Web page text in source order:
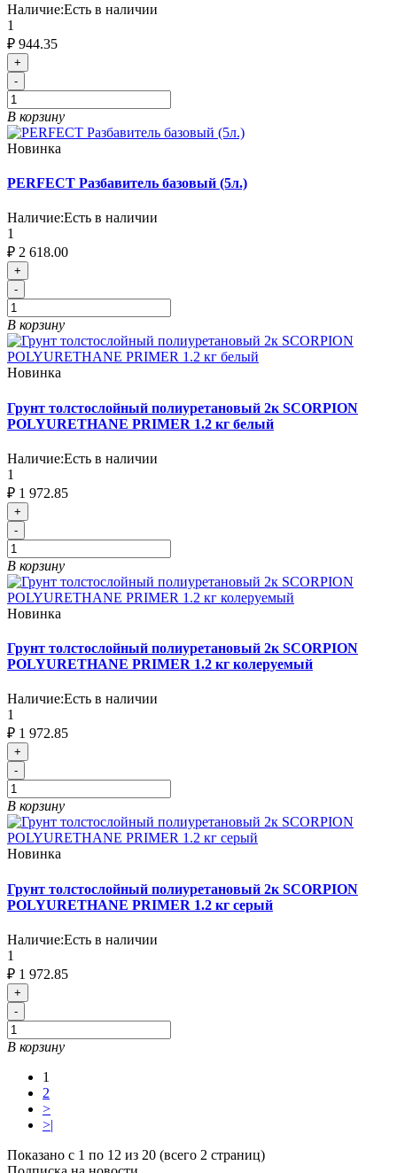
Наличие:Есть в наличии
1
₽ 944.35
+
-
В корзину
Новинка
PERFECT Разбавитель базовый (5л.)
Наличие:Есть в наличии
1
₽ 2 618.00
+
-
В корзину
Новинка
Грунт толстослойный полиуретановый 2к SCORPION
POLYURETHANE PRIMER 1.2 кг белый
Наличие:Есть в наличии
1
₽ 1 972.85
+
-
В корзину
Новинка
Грунт толстослойный полиуретановый 2к SCORPION
POLYURETHANE PRIMER 1.2 кг колеруемый
Наличие:Есть в наличии
1
₽ 1 972.85
+
-
В корзину
Новинка
Грунт толстослойный полиуретановый 2к SCORPION
POLYURETHANE PRIMER 1.2 кг серый
Наличие:Есть в наличии
1
₽ 1 972.85
+
-
В корзину
1
2
>
>|
Показано с 1 по 12 из 20 (всего 2 страниц)